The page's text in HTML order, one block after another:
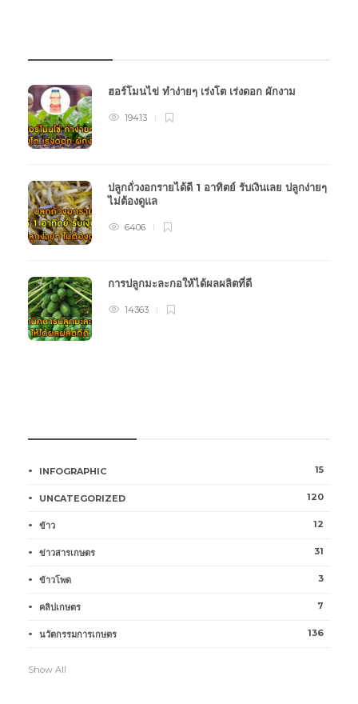
ฮอร์โมนไข่ ทำง่ายๆ เร่งโต เร่งดอก ผักงาม
19413
ปลูกถั่วงอกรายได้ดี 1 อาทิตย์ รับเงินเลย ปลูกง่ายๆ
ไม่ต้องดูแล
6406
การปลูกมะละกอให้ได้ผลผลิตที่ดี
14363
INFOGRAPHIC 15
UNCATEGORIZED 120
ข้าว 12
ข่าวสารเกษตร 31
ข้าวโพด 3
คลิปเกษตร 7
นวัตกรรมการเกษตร 136
Show All